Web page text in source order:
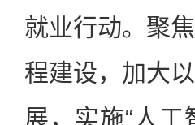
就业行动。聚
程建设，加大
展，实施“人